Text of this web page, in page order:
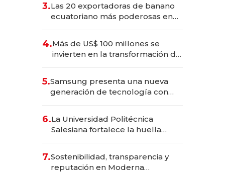
3.Las 20 exportadoras de banano
ecuatoriano más poderosas en
4.Más de US$ 100 millones se
invierten en la transformación de
5.Samsung presenta una nueva
generación de tecnología con
6.La Universidad Politécnica
Salesiana fortalece la huella
7.Sostenibilidad, transparencia y
reputación en Moderna